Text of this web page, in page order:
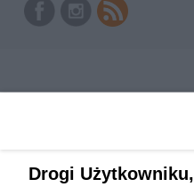
Drogi Użytkowniku,